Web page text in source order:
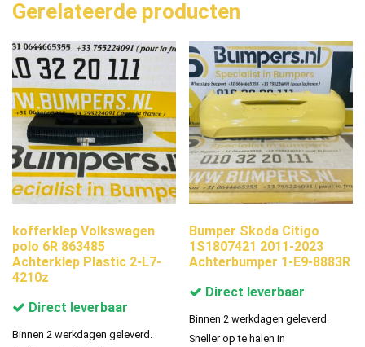
Gerelateerde producten
kofferklep Volkswagen
polo 6R 863485
Achterklep Plastic 2-L7-
4210z
Direct leverbaar
Binnen 2 werkdagen geleverd.
Bumper Skoda Citigo
1S1807421 2011-2023
Achterbumper 1-E9-8883R
Direct leverbaar
Binnen 2 werkdagen geleverd.
Sneller op te halen in